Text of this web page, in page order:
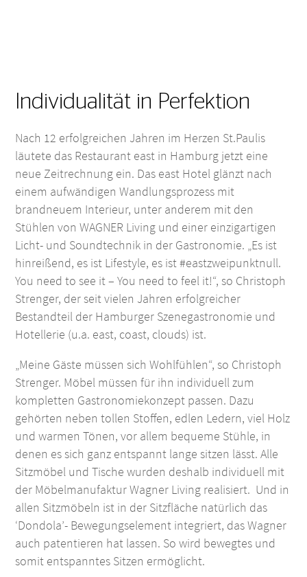
Individualität in Perfektion
Nach 12 erfolgreichen Jahren im Herzen St.Paulis
läutete das Restaurant east in Hamburg jetzt eine
neue Zeitrechnung ein. Das east Hotel glänzt nach
einem aufwändigen Wandlungsprozess mit
brandneuem Interieur, unter anderem mit den
Stühlen von WAGNER Living und einer einzigartigen
Licht- und Soundtechnik in der Gastronomie. „Es ist
hinreißend, es ist Lifestyle, es ist #eastzweipunktnull.
You need to see it – You need to feel it!“, so Christoph
Strenger, der seit vielen Jahren erfolgreicher
Bestandteil der Hamburger Szenegastronomie und
Hotellerie (u.a. east, coast, clouds) ist.
„Meine Gäste müssen sich Wohlfühlen“, so Christoph
Strenger. Möbel müssen für ihn individuell zum
kompletten Gastronomiekonzept passen. Dazu
gehörten neben tollen Stoffen, edlen Ledern, viel Holz
und warmen Tönen, vor allem bequeme Stühle, in
denen es sich ganz entspannt lange sitzen lässt. Alle
Sitzmöbel und Tische wurden deshalb individuell mit
der Möbelmanufaktur Wagner Living realisiert. Und in
allen Sitzmöbeln ist in der Sitzfläche natürlich das
‘Dondola’- Bewegungselement integriert, das Wagner
auch patentieren hat lassen. So wird bewegtes und
somit entspanntes Sitzen ermöglicht.